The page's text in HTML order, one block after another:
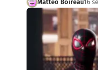
Mattéo Boireau16